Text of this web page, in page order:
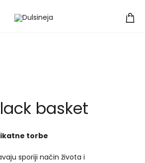
Gouga black basket
basket
torbe
sporiji način života i